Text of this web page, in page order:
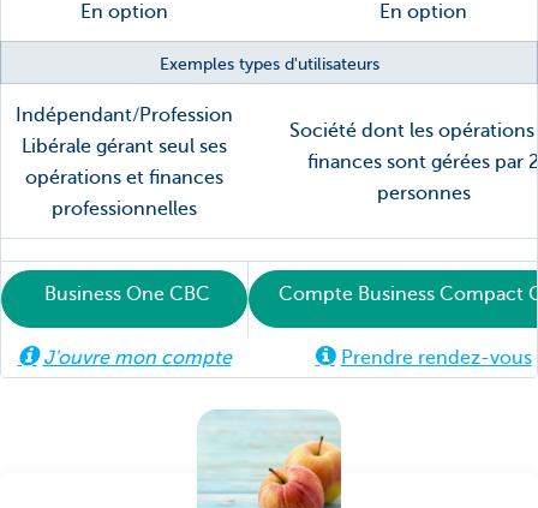
En option En option
Indépendant/Profession
Libérale gérant seul ses
opérations et finances
professionnelles
Société dont les
finances sont gérées par 2
personnes
Business One CBC Compte Business Compact
J'ouvre mon compte Prendre rendez-vous
Exemples types d'utilisateurs